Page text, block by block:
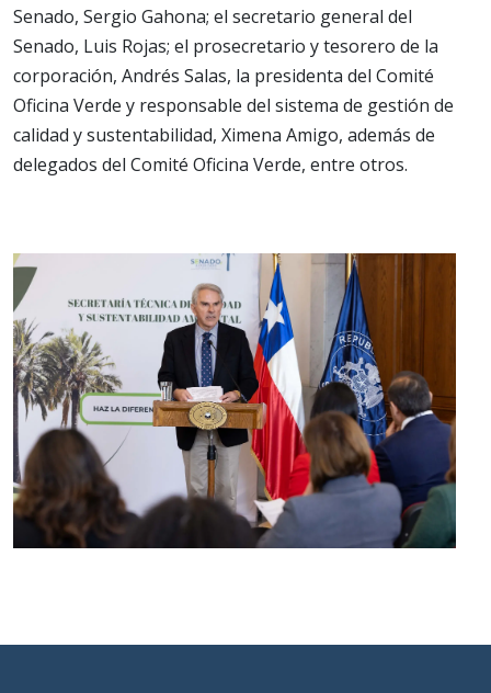
Senado, Sergio Gahona; el secretario general del
Senado, Luis Rojas; el prosecretario y tesorero de la
corporación, Andrés Salas, la presidenta del Comité
Oficina Verde y responsable del sistema de gestión de
calidad y sustentabilidad, Ximena Amigo, además de
delegados del Comité Oficina Verde, entre otros.